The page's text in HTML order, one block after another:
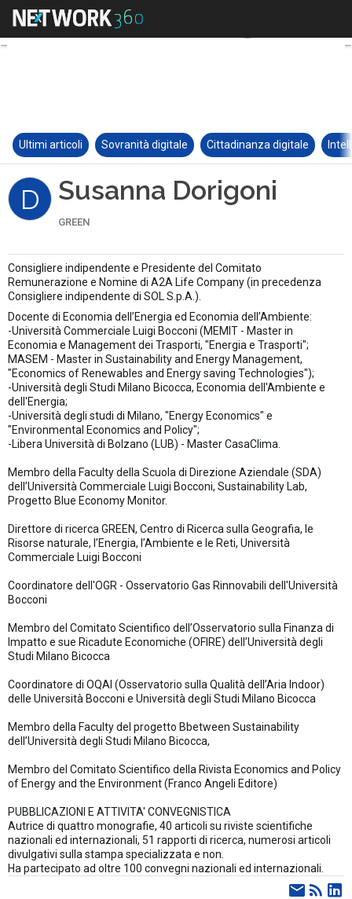
Ultimi articoli Sovranità digitale Cittadinanza digitale
D Susanna Dorigoni
GREEN
Consigliere indipendente e Presidente del Comitato
Remunerazione e Nomine di A2A Life Company (in precedenza
Consigliere indipendente di SOL S.p.A.).
Docente di Economia dell’Energia ed Economia dell’Ambiente:
-Università Commerciale Luigi Bocconi (MEMIT - Master in
Economia e Management dei Trasporti, "Energia e Trasporti";
MASEM - Master in Sustainability and Energy Management,
"Economics of Renewables and Energy saving Technologies");
-Università degli Studi Milano Bicocca, Economia dell'Ambiente e
dell'Energia;
-Università degli studi di Milano, "Energy Economics" e
"Environmental Economics and Policy";
-Libera Università di Bolzano (LUB) - Master CasaClima.
Membro della Faculty della Scuola di Direzione Aziendale (SDA)
dell’Università Commerciale Luigi Bocconi, Sustainability Lab,
Progetto Blue Economy Monitor.
Direttore di ricerca GREEN, Centro di Ricerca sulla Geografia, le
Risorse naturale, l’Energia, l’Ambiente e le Reti, Università
Commerciale Luigi Bocconi
Coordinatore dell'OGR - Osservatorio Gas Rinnovabili dell'Università
Bocconi
Membro del Comitato Scientifico dell’Osservatorio sulla Finanza di
Impatto e sue Ricadute Economiche (OFIRE) dell’Università degli
Studi Milano Bicocca
Coordinatore di OQAI (Osservatorio sulla Qualità dell’Aria Indoor)
delle Università Bocconi e Università degli Studi Milano Bicocca
Membro della Faculty del progetto Bbetween Sustainability
dell’Università degli Studi Milano Bicocca,
Membro del Comitato Scientifico della Rivista Economics and Policy
of Energy and the Environment (Franco Angeli Editore)
PUBBLICAZIONI E ATTIVITA' CONVEGNISTICA
Autrice di quattro monografie, 40 articoli su riviste scientifiche
nazionali ed internazionali, 51 rapporti di ricerca, numerosi articoli
divulgativi sulla stampa specializzata e non.
Ha partecipato ad oltre 100 convegni nazionali ed internazionali.